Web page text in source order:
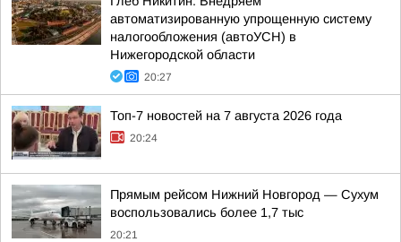
автоматизированную упрощенную систему
налогообложения (автоУСН) в
Нижегородской области
20:27
Топ-7 новостей на 7 августа 2026 года
20:24
Прямым рейсом Нижний Новгород — Сухум
воспользовались более 1,7 тыс
20:21